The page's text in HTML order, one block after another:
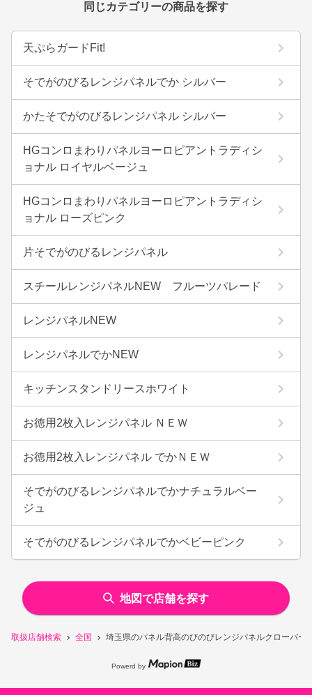
取扱店舗検索 全国 埼玉県のパネル背高のびのびレンジパネルクローバー
同じカテゴリーの商品を探す
天ぷらガードFit!
そでがのびるレンジパネルでか シルバー
かたそでがのびるレンジパネル シルバー
HGコンロまわりパネルヨーロピアントラディシ
ョナル ロイヤルベージュ
HGコンロまわりパネルヨーロピアントラディシ
ョナル ローズピンク
片そでがのびるレンジパネル
スチールレンジパネルNEW フルーツパレード
レンジパネルNEW
レンジパネルでかNEW
キッチンスタンドリースホワイト
お徳用2枚入レンジパネル ＮＥＷ
お徳用2枚入レンジパネル でかＮＥＷ
そでがのびるレンジパネルでかナチュラルベー
ジュ
そでがのびるレンジパネルでかベビーピンク
地図で店舗を探す
Powerd by